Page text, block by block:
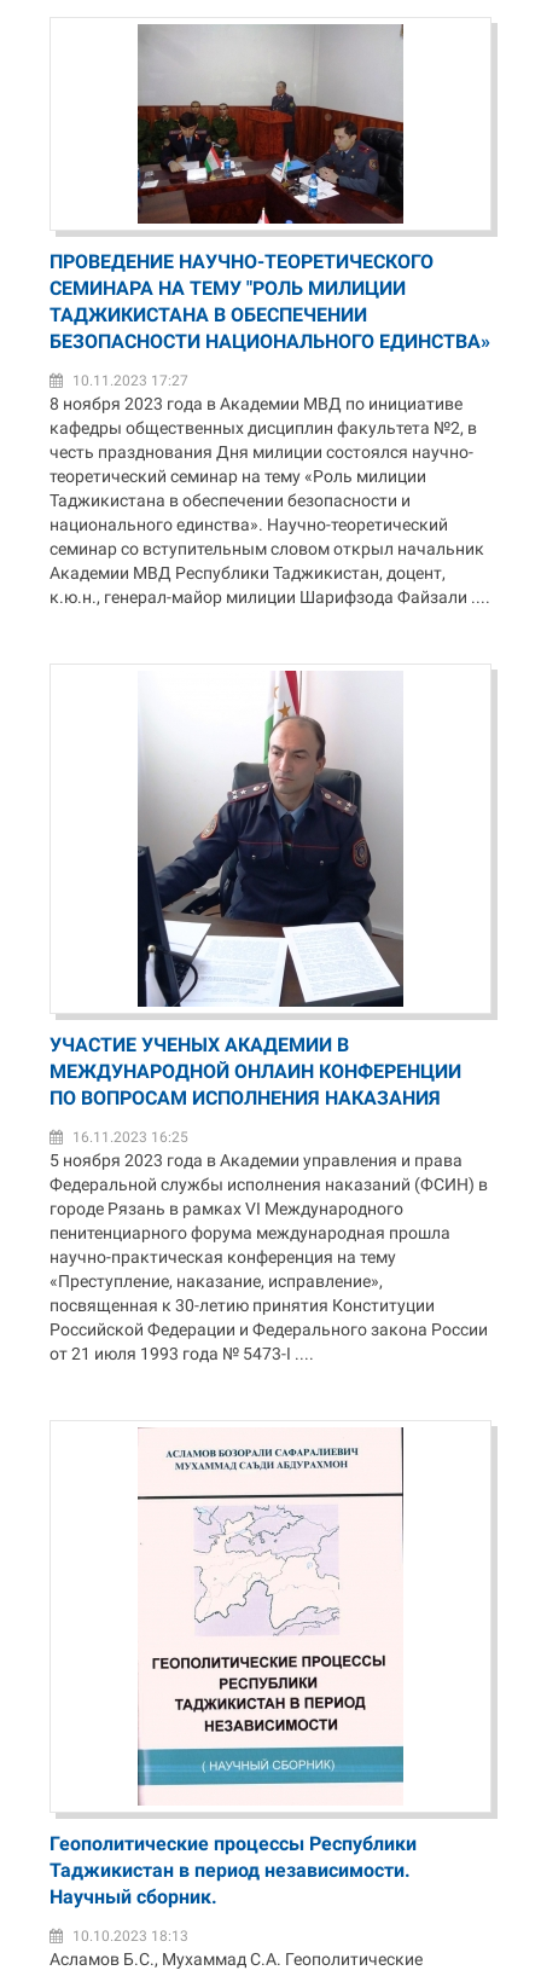
ПРОВЕДЕНИЕ НАУЧНО-ТЕОРЕТИЧЕСКОГО
СЕМИНАРА НА ТЕМУ "РОЛЬ МИЛИЦИИ
ТАДЖИКИСТАНА В ОБЕСПЕЧЕНИИ
БЕЗОПАСНОСТИ НАЦИОНАЛЬНОГО ЕДИНСТВА»
10.11.2023 17:27
8 ноября 2023 года в Академии МВД по инициативе
кафедры общественных дисциплин факультета №2, в
честь празднования Дня милиции состоялся научно-
теоретический семинар на тему «Роль милиции
Таджикистана в обеспечении безопасности и
национального единства». Научно-теоретический
семинар со вступительным словом открыл начальник
Академии МВД Республики Таджикистан, доцент,
к.ю.н., генерал-майор милиции Шарифзода Файзали ....
УЧАСТИЕ УЧЕНЫХ АКАДЕМИИ В
МЕЖДУНАРОДНОЙ ОНЛАИН КОНФЕРЕНЦИИ
ПО ВОПРОСАМ ИСПОЛНЕНИЯ НАКАЗАНИЯ
16.11.2023 16:25
5 ноября 2023 года в Академии управления и права
Федеральной службы исполнения наказаний (ФСИН) в
городе Рязань в рамках VI Международного
пенитенциарного форума международная прошла
научно-практическая конференция на тему
«Преступление, наказание, исправление»,
посвященная к 30-летию принятия Конституции
Российской Федерации и Федерального закона России
от 21 июля 1993 года № 5473-I ....
Геополитические процессы Республики
Таджикистан в период независимости.
Научный сборник.
10.10.2023 18:13
Асламов Б.С., Мухаммад С.А. Геополитические